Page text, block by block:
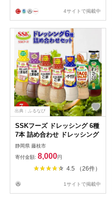
4サイトで掲載中
出典：ふるなび
SSKフーズ ドレッシング 6種
7本 詰め合わせ ドレッシング
静岡県 藤枝市
寄付金額: 8,000円
4.5 （26件）
1サイトで掲載中